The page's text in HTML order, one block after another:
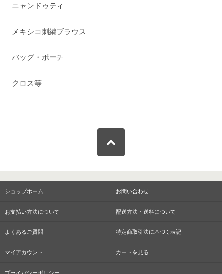
ニャンドゥティ
メキシコ刺繍ブラウス
バッグ・ポーチ
クロス等
ショップホーム お問い合わせ
お支払い方法について 配送方法・送料について
よくあるご質問 特定商取引法に基づく表記
マイアカウント カートを見る
プライバシーポリシー